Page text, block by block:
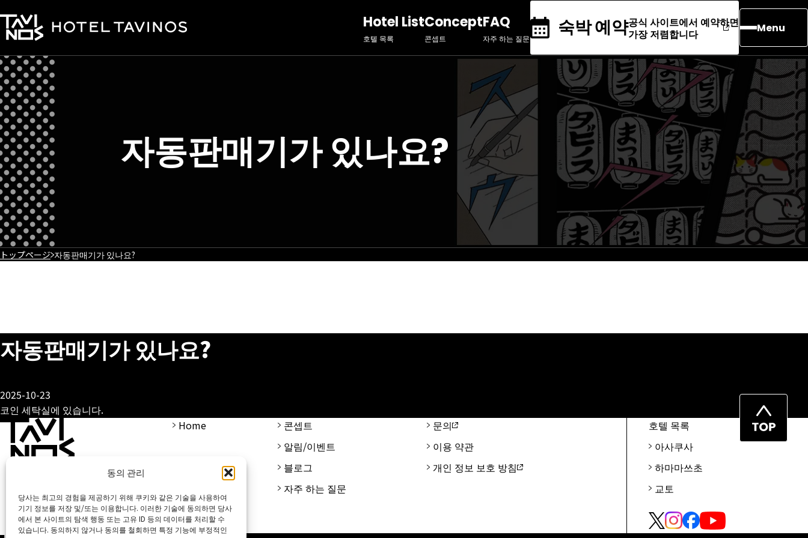
동의 관리
당사는 최고의 경험을 제공하기 위해 쿠키와 같은 기술을 사용하여
기기 정보를 저장 및/또는 이용합니다. 이러한 기술에 동의하면 당사
에서 본 사이트의 탐색 행동 또는 고유 ID 등의 데이터를 처리할 수
있습니다. 동의하지 않거나 동의를 철회하면 특정 기능에 부정적인
Hotel List
호텔 목록
Concept
콘셉트
FAQ
자주 하는 질문 숙박 예약공식 사이트에서 예약하면
가장 저렴합니다
Menu
자동판매기가 있나요?
トップページ 자동판매기가 있나요?
자동판매기가 있나요?
2025-10-23
코인 세탁실에 있습니다.
페
이
Home
콘셉트
알림/이벤트
블로그
자주 하는 질문
문의
이용 약관
개인 정보 보호 방침
호텔 목록
아사쿠사
하마마쓰초
교토